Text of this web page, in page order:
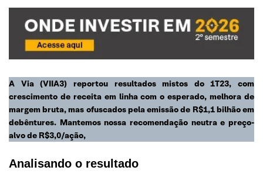
A Via (VIIA3) reportou resultados mistos do 1T23, com
crescimento de receita em linha com o esperado, melhora de
margem bruta, mas ofuscados pela emissão de R$1,1 bilhão em
debêntures. Mantemos nossa recomendação neutra e preço-
alvo de R$3,0/ação,
Analisando o resultado